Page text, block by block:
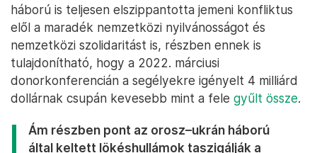
háború is teljesen elszippantotta jemeni konfliktus
elől a maradék nemzetközi nyilvánosságot és
nemzetközi szolidaritást is, részben ennek is
tulajdonítható, hogy a 2022. márciusi
donorkonferencián a segélyekre igényelt 4 milliárd
dollárnak csupán kevesebb mint a fele gyűlt össze.
Ám részben pont az orosz–ukrán háború
által keltett lökéshullámok taszigálják a